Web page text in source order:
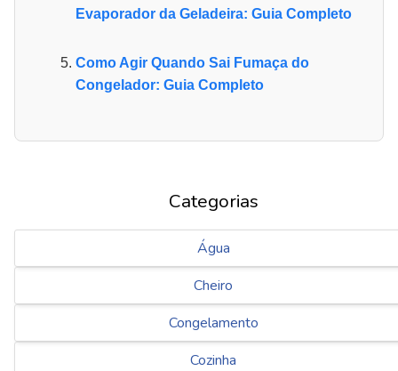
Evaporador da Geladeira: Guia Completo
Como Agir Quando Sai Fumaça do
Congelador: Guia Completo
Categorias
Água
Cheiro
Congelamento
Cozinha